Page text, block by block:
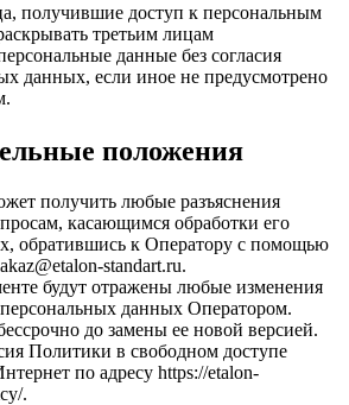
получившие доступ к персональным
третьим лицам
данные без согласия
данных, если иное не предусмотрено
положения
получить любые разъяснения
касающимся обработки его
обратившись к Оператору с помощью
standart.ru.
будут отражены любые изменения
данных Оператором.
до замены ее новой версией.
Политики в свободном доступе
по адресу https://etalon-
.